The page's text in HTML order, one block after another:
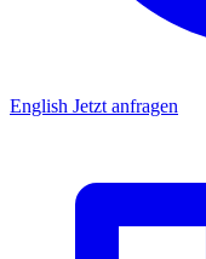
English Jetzt anfragen